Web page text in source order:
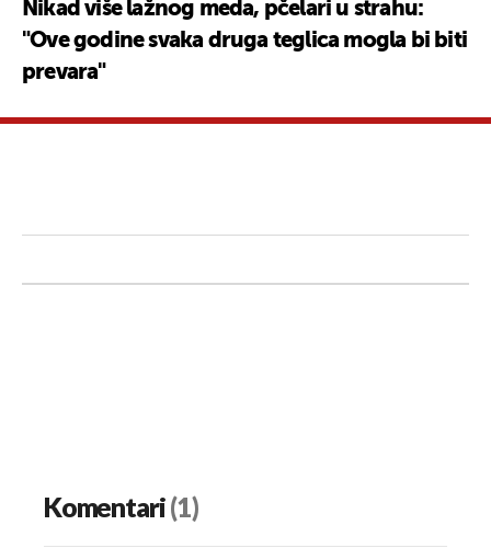
Nikad više lažnog meda, pčelari u strahu:
"Ove godine svaka druga teglica mogla bi biti
prevara"
Komentari(1)